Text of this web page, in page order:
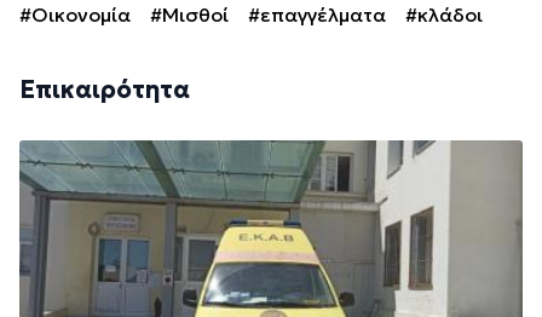
#Οικονομία #Μισθοί #επαγγέλματα #κλάδοι
Επικαιρότητα